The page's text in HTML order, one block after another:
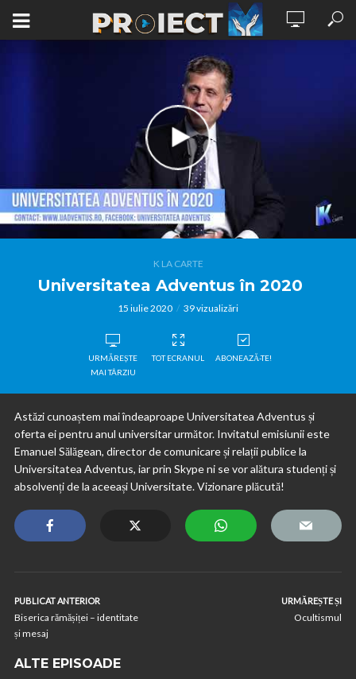
K LA CARTE
Universitatea Adventus în 2020
15 iulie 2020 39 vizualizări
URMĂREȘTE
MAI TÂRZIU
TOT ECRANUL ABONEAZĂ-TE!
Astăzi cunoaștem mai îndeaproape Universitatea Adventus și
oferta ei pentru anul universitar următor. Invitatul emisiunii este
Emanuel Sălăgean, director de comunicare și relații publice la
Universitatea Adventus, iar prin Skype ni se vor alătura studenți și
absolvenți de la aceeași Universitate. Vizionare plăcută!
PUBLICAT ANTERIOR
Biserica rămășiței – identitate
și mesaj
URMĂREȘTE ȘI
Ocultismul
ALTE EPISOADE